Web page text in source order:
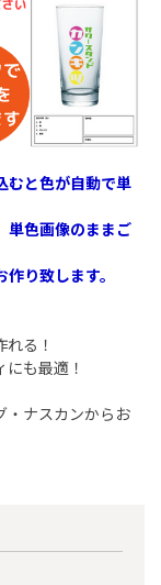
むと色が自動で単
単色画像のままご
り致します。
る！
も最適！
・ナスカンからお